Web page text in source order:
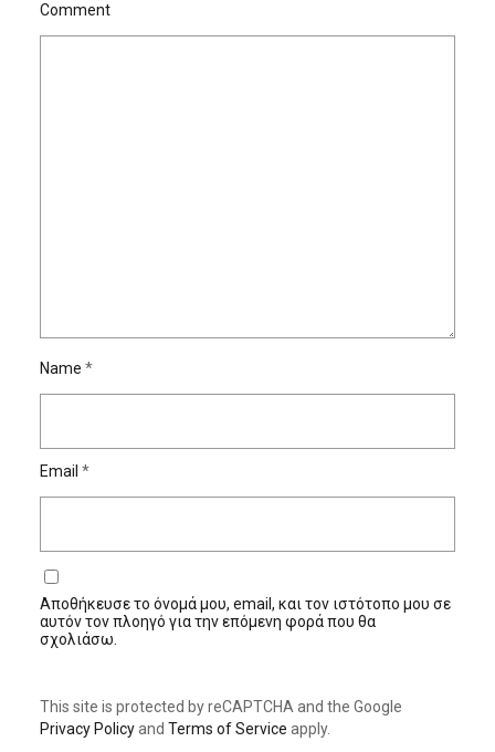
Comment
Name *
Email *
Αποθήκευσε το όνομά μου, email, και τον ιστότοπο μου σε
αυτόν τον πλοηγό για την επόμενη φορά που θα
σχολιάσω.
This site is protected by reCAPTCHA and the Google
Privacy Policyand Terms of Service apply.